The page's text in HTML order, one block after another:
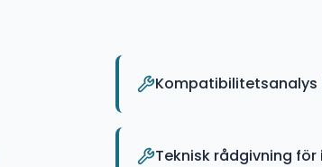
Kompatibilitetsanalys
Teknisk rådgivning